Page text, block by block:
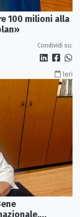
100 milioni alla
Condividi su:
Ieri